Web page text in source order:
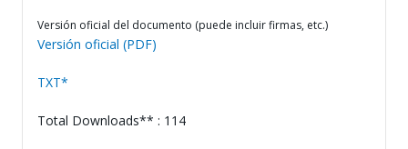
Versión oficial del documento (puede incluir firmas, etc.)
Versión oficial (PDF)
TXT*
Total Downloads** : 114